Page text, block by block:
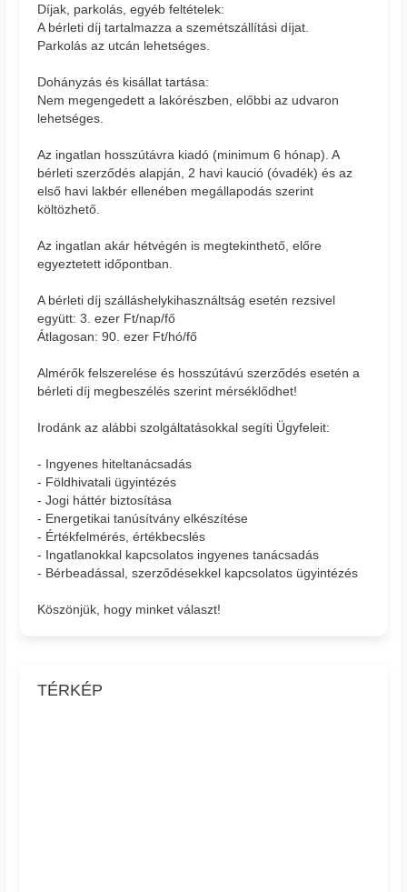
Díjak, parkolás, egyéb feltételek:
A bérleti díj tartalmazza a szemétszállítási díjat.
Parkolás az utcán lehetséges.
Dohányzás és kisállat tartása:
Nem megengedett a lakórészben, előbbi az udvaron
lehetséges.
Az ingatlan hosszútávra kiadó (minimum 6 hónap). A
bérleti szerződés alapján, 2 havi kaució (óvadék) és az
első havi lakbér ellenében megállapodás szerint
költözhető.
Az ingatlan akár hétvégén is megtekinthető, előre
egyeztetett időpontban.
A bérleti díj szálláshelykihasználtság esetén rezsivel
együtt: 3. ezer Ft/nap/fő
Átlagosan: 90. ezer Ft/hó/fő
Almérők felszerelése és hosszútávú szerződés esetén a
bérleti díj megbeszélés szerint mérséklődhet!
Irodánk az alábbi szolgáltatásokkal segíti Ügyfeleit:
- Ingyenes hiteltanácsadás
- Földhivatali ügyintézés
- Jogi háttér biztosítása
- Energetikai tanúsítvány elkészítése
- Értékfelmérés, értékbecslés
- Ingatlanokkal kapcsolatos ingyenes tanácsadás
- Bérbeadással, szerződésekkel kapcsolatos ügyintézés
Köszönjük, hogy minket választ!
TÉRKÉP